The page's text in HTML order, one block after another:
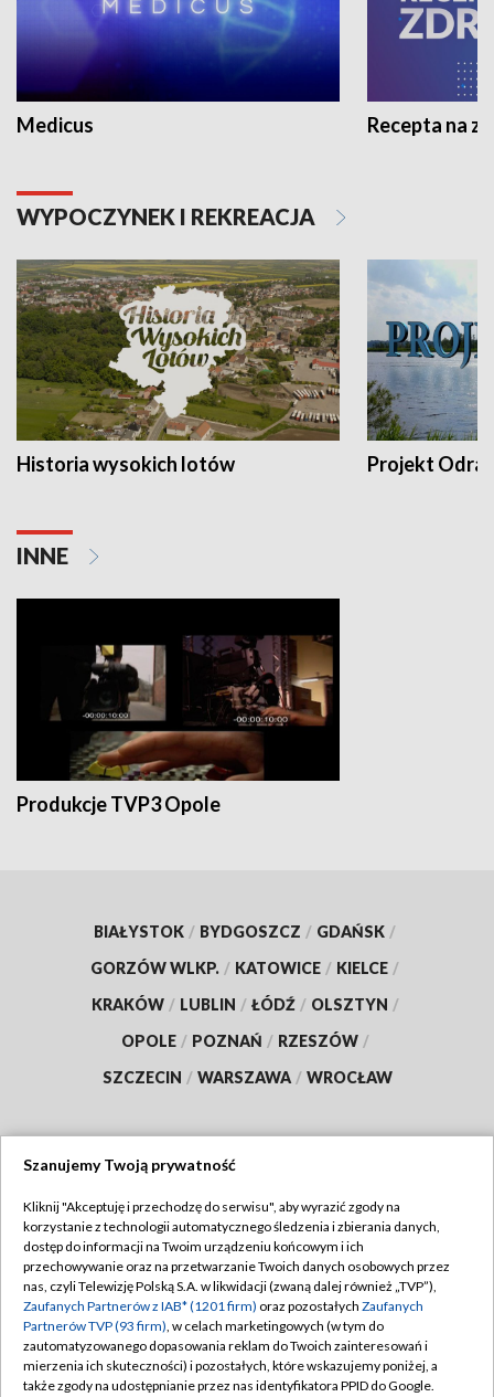
Medicus Recepta na
WYPOCZYNEK I REKREACJA
Historia wysokich lotów Projekt Odra
INNE
Produkcje TVP3 Opole
BIAŁYSTOK / BYDGOSZCZ / GDAŃSK /
GORZÓW WLKP. / KATOWICE / KIELCE /
KRAKÓW / LUBLIN / ŁÓDŹ / OLSZTYN /
OPOLE / POZNAŃ / RZESZÓW /
SZCZECIN / WARSZAWA / WROCŁAW
TVP
Abonament TVP
Emisja w TVP
Centrum informacji TVP
Naziemna Telewizja Cyfrowa
Regulamin TVP
Polityka prywatności
Moje zgody
Pomoc
Szanujemy Twoją prywatność
Kliknij "Akceptuję i przechodzę do serwisu", aby wyrazić zgody na
korzystanie z technologii automatycznego śledzenia i zbierania danych,
dostęp do informacji na Twoim urządzeniu końcowym i ich
przechowywanie oraz na przetwarzanie Twoich danych osobowych przez
nas, czyli Telewizję Polską S.A. w likwidacji (zwaną dalej również „TVP”),
Zaufanych Partnerów z IAB* (1201 firm) oraz pozostałych Zaufanych
Partnerów TVP (93 firm), w celach marketingowych (w tym do
zautomatyzowanego dopasowania reklam do Twoich zainteresowań i
mierzenia ich skuteczności) i pozostałych, które wskazujemy poniżej, a
także zgody na udostępnianie przez nas identyfikatora PPID do Google.